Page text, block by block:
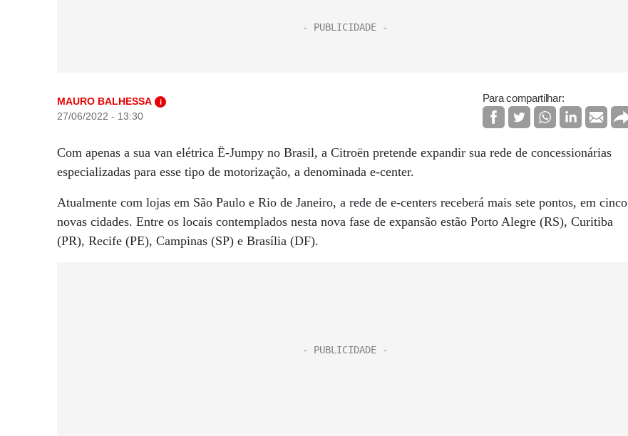
MAURO BALHESSA i
27/06/2022 - 13:30
Para compartilhar:
Com apenas a sua van elétrica Ë-Jumpy no Brasil, a Citroën pretende expandir sua rede de concessionárias
especializadas para esse tipo de motorização, a denominada e-center.
Atualmente com lojas em São Paulo e Rio de Janeiro, a rede de e-centers receberá mais sete pontos, em cinco
novas cidades. Entre os locais contemplados nesta nova fase de expansão estão Porto Alegre (RS), Curitiba
(PR), Recife (PE), Campinas (SP) e Brasília (DF).